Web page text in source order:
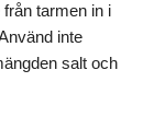
tarmen in i
inte
salt och